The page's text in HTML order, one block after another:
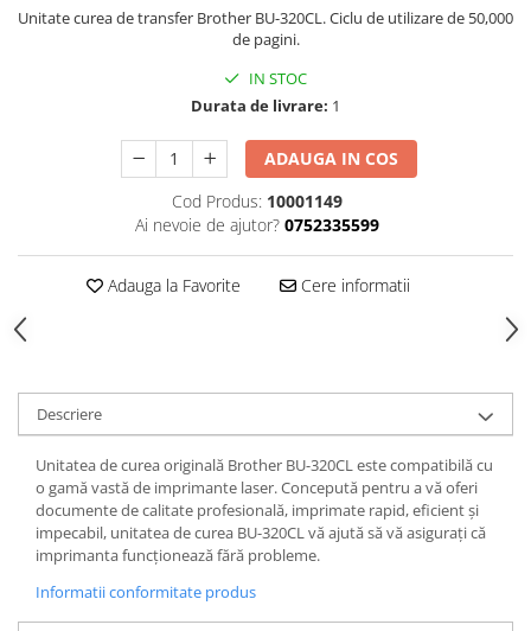
Unitate curea de transfer Brother BU-320CL. Ciclu de utilizare de 50,000
de pagini.
IN STOC
Durata de livrare: 1
ADAUGA IN COS
Cod Produs: 10001149
Ai nevoie de ajutor? 0752335599
Adauga la Favorite Cere informatii
Descriere
Unitatea de curea originală Brother BU-320CL este compatibilă cu
o gamă vastă de imprimante laser. Concepută pentru a vă oferi
documente de calitate profesională, imprimate rapid, eficient și
impecabil, unitatea de curea BU-320CL vă ajută să vă asigurați că
imprimanta funcționează fără probleme.
Informatii conformitate produs